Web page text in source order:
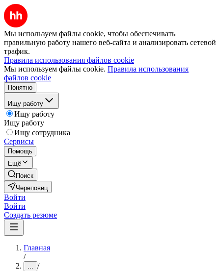
Мы используем файлы cookie, чтобы обеспечивать
правильную работу нашего веб-сайта и анализировать сетевой
трафик.
Правила использования файлов cookie
Мы используем файлы cookie. Правила использования
файлов cookie
Понятно
Ищу работу
Ищу работу
Ищу работу
Ищу сотрудника
Сервисы
Помощь
Ещё
Поиск
Череповец
Войти
Войти
Создать резюме
Главная
/
... /